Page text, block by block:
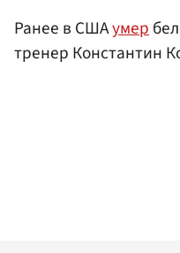
Ранее в СШАумер
тренер Константин